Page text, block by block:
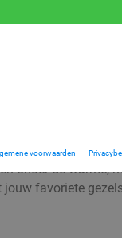
voorwaarden
onder de warme,
favoriete